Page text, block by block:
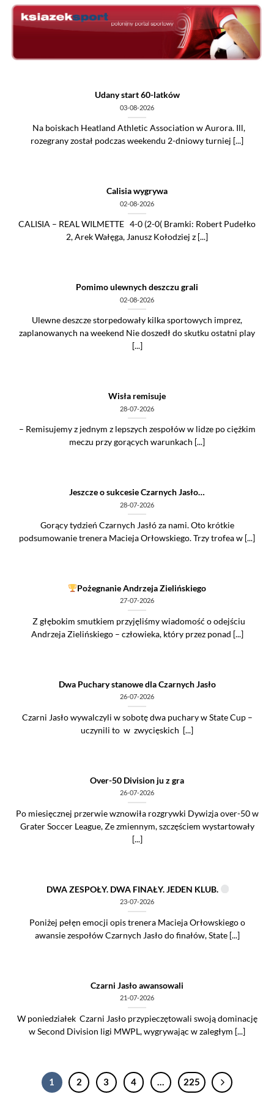
Skip
Udany start 60-latków
03-08-2026
Na boiskach Heatland Athletic Association w Aurora. Ill,
rozegrany został podczas weekendu 2-dniowy turniej [...]
Calisia wygrywa
02-08-2026
CALISIA – REAL WILMETTE 4-0 (2-0( Bramki: Robert Pudełko
2, Arek Wałęga, Janusz Kołodziej z [...]
Pomimo ulewnych deszczu grali
02-08-2026
Ulewne deszcze storpedowały kilka sportowych imprez,
zaplanowanych na weekend Nie doszedł do skutku ostatni play
[...]
Wisła remisuje
28-07-2026
– Remisujemy z jednym z lepszych zespołów w lidze po ciężkim
meczu przy gorących warunkach [...]
Jeszcze o sukcesie Czarnych Jasło…
28-07-2026
Gorący tydzień Czarnych Jasłó za nami. Oto krótkie
podsumowanie trenera Macieja Orłowskiego. Trzy trofea w [...]
Pożegnanie Andrzeja Zielińskiego
27-07-2026
Z głębokim smutkiem przyjęliśmy wiadomość o odejściu
Andrzeja Zielińskiego – człowieka, który przez ponad [...]
Dwa Puchary stanowe dla Czarnych Jasło
26-07-2026
Czarni Jasło wywalczyli w sobotę dwa puchary w State Cup –
uczynili to w zwycięskich [...]
Over-50 Division ju z gra
26-07-2026
Po miesięcznej przerwie wznowiła rozgrywki Dywizja over-50 w
Grater Soccer League, Ze zmiennym, szczęściem wystartowały
[...]
DWA ZESPOŁY. DWA FINAŁY. JEDEN KLUB.
23-07-2026
Poniżej pełęn emocji opis trenera Macieja Orłowskiego o
awansie zespołów Czarnych Jasło do finałów, State [...]
Czarni Jasło awansowali
21-07-2026
W poniedziałek Czarni Jasło przypieczętowali swoją dominację
w Second Division ligi MWPL, wygrywając w zaległym [...]
1 2 3 4 … 225